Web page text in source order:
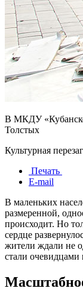
В МКДУ
Толстых
Культурная
Печать
E-mail
В маленьких
размеренной,
происходит. Но
сердце
жители ждали не
стали очевидцами